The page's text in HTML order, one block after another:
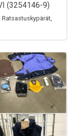
(3254146-9)
Ratsastuskypärät,